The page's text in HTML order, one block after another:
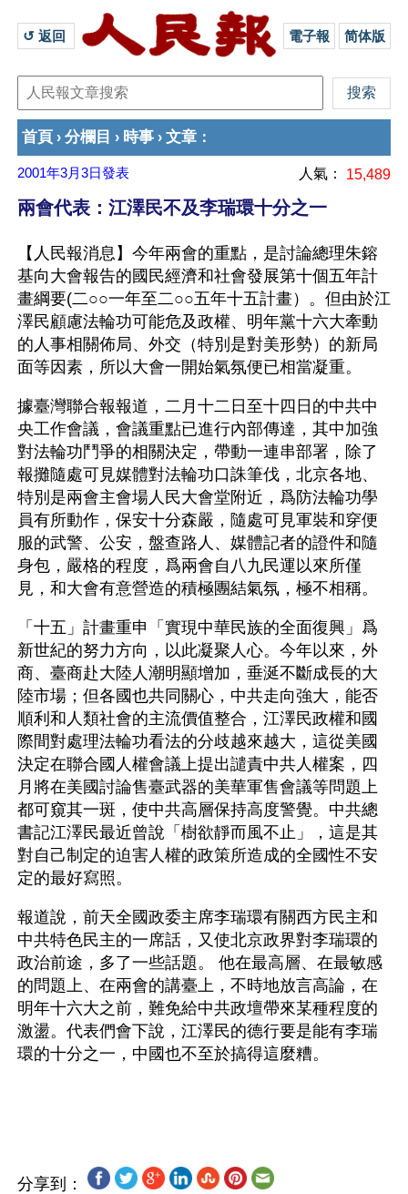
↺ 返回 電子報 简体版
首頁 › 分欄目 › 時事 › 文章 ：
2001年3月3日發表 人氣： 15,489
兩會代表：江澤民不及李瑞環十分之一
【人民報消息】今年兩會的重點，是討論總理朱鎔
基向大會報告的國民經濟和社會發展第十個五年計
畫綱要(二○○一年至二○○五年十五計畫）。但由於江
澤民顧慮法輪功可能危及政權、明年黨十六大牽動
的人事相關佈局、外交（特別是對美形勢）的新局
面等因素，所以大會一開始氣氛便已相當凝重。
據臺灣聯合報報道，二月十二日至十四日的中共中
央工作會議，會議重點已進行內部傳達，其中加強
對法輪功鬥爭的相關決定，帶動一連串部署，除了
報攤隨處可見媒體對法輪功口誅筆伐，北京各地、
特別是兩會主會場人民大會堂附近，爲防法輪功學
員有所動作，保安十分森嚴，隨處可見軍裝和穿便
服的武警、公安，盤查路人、媒體記者的證件和隨
身包，嚴格的程度，爲兩會自八九民運以來所僅
見，和大會有意營造的積極團結氣氛，極不相稱。
「十五」計畫重申「實現中華民族的全面復興」爲
新世紀的努力方向，以此凝聚人心。今年以來，外
商、臺商赴大陸人潮明顯增加，垂涎不斷成長的大
陸市場；但各國也共同關心，中共走向強大，能否
順利和人類社會的主流價值整合，江澤民政權和國
際間對處理法輪功看法的分歧越來越大，這從美國
決定在聯合國人權會議上提出譴責中共人權案，四
月將在美國討論售臺武器的美華軍售會議等問題上
都可窺其一斑，使中共高層保持高度警覺。中共總
書記江澤民最近曾說「樹欲靜而風不止」，這是其
對自己制定的迫害人權的政策所造成的全國性不安
定的最好寫照。
報道說，前天全國政委主席李瑞環有關西方民主和
中共特色民主的一席話，又使北京政界對李瑞環的
政治前途，多了一些話題。 他在最高層、在最敏感
的問題上、在兩會的講臺上，不時地放言高論，在
明年十六大之前，難免給中共政壇帶來某種程度的
激盪。代表們會下說，江澤民的德行要是能有李瑞
環的十分之一，中國也不至於搞得這麼糟。
分享到：